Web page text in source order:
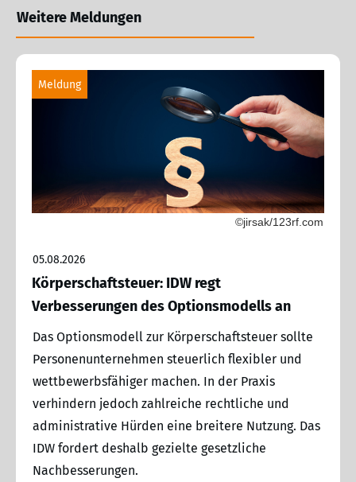
Weitere Meldungen
Meldung
©jirsak/123rf.com
05.08.2026
Körperschaftsteuer: IDW regt
Verbesserungen des Optionsmodells an
Das Optionsmodell zur Körperschaftsteuer sollte
Personenunternehmen steuerlich flexibler und
wettbewerbsfähiger machen. In der Praxis
verhindern jedoch zahlreiche rechtliche und
administrative Hürden eine breitere Nutzung. Das
IDW fordert deshalb gezielte gesetzliche
Nachbesserungen.